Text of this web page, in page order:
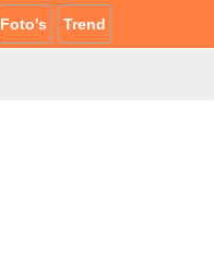
Foto's Trend